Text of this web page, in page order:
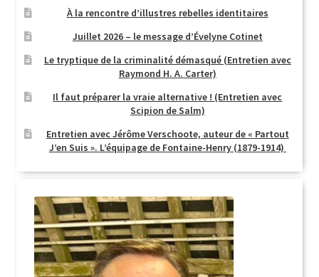
À la rencontre d’illustres rebelles identitaires
Juillet 2026 – le message d’Évelyne Cotinet
Le tryptique de la criminalité démasqué (Entretien avec
Raymond H. A. Carter)
Il faut préparer la vraie alternative ! (Entretien avec
Scipion de Salm)
Entretien avec Jérôme Verschoote, auteur de « Partout
J’en Suis ». L’équipage de Fontaine-Henry (1879-1914)